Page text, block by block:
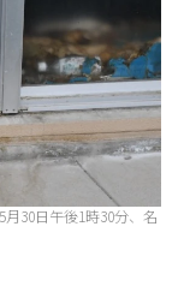
30日午後1時30分、名